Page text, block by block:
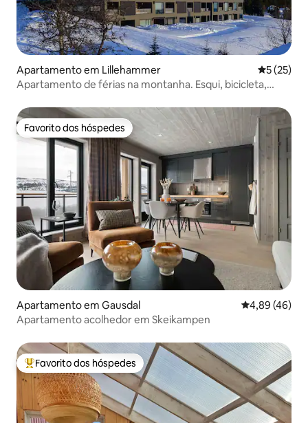
Apartamento em Lillehammer
5 (25)
Apartamento de férias na montanha. Esqui, bicicleta,
Favorito dos hóspedes
Favorito dos hóspedes
Apartamento em Gausdal Classificação
4,89 (46)
Apartamento acolhedor em Skeikampen
Favoritos dos hóspedes mais apreciados
Favorito dos hóspedes